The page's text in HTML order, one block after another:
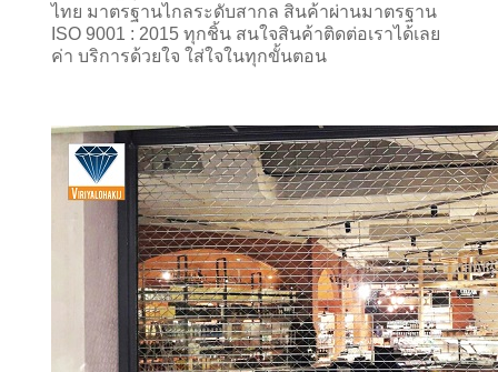
ไทย มาตรฐานไกลระดับสากล สินค้าผ่านมาตรฐาน
ISO 9001 : 2015 ทุกชิ้น สนใจสินค้าติดต่อเราได้เลย
ค่า บริการด้วยใจ ใส่ใจในทุกขั้นตอน